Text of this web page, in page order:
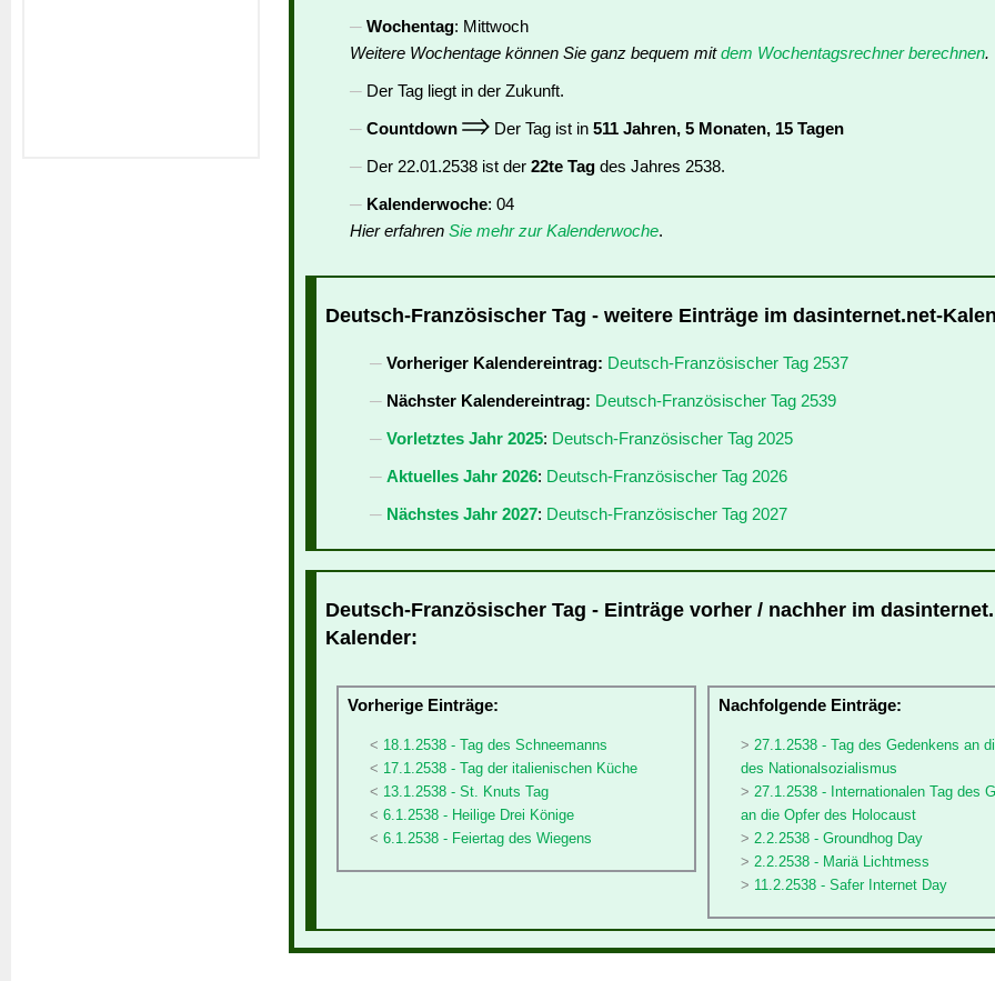
Wochentag: Mittwoch
Weitere Wochentage können Sie ganz bequem mitdem Wochentagsrechner berechnen.
Der Tag liegt in der Zukunft.
Countdown
Der Tag ist in 511 Jahren, 5 Monaten, 15 Tagen
Der 22.01.2538 ist der 22te Tag des Jahres 2538.
Kalenderwoche: 04
Hier erfahren Sie mehr zur Kalenderwoche.
Deutsch-Französischer Tag - weitere Einträge im dasinternet.net-
Vorheriger Kalendereintrag: Deutsch-Französischer Tag 2537
Nächster Kalendereintrag: Deutsch-Französischer Tag 2539
Vorletztes Jahr 2025: Deutsch-Französischer Tag 2025
Aktuelles Jahr 2026: Deutsch-Französischer Tag 2026
Nächstes Jahr 2027: Deutsch-Französischer Tag 2027
Deutsch-Französischer Tag - Einträge vorher / nachher im
Kalender:
Vorherige Einträge:
18.1.2538 - Tag des Schneemanns
17.1.2538 - Tag der italienischen Küche
13.1.2538 - St. Knuts Tag
6.1.2538 - Heilige Drei Könige
6.1.2538 - Feiertag des Wiegens
Nachfolgende Einträge:
27.1.2538 - Tag des Gedenkens an
des Nationalsozialismus
27.1.2538 - Internationalen Tag des
an die Opfer des Holocaust
2.2.2538 - Groundhog Day
2.2.2538 - Mariä Lichtmess
11.2.2538 - Safer Internet Day